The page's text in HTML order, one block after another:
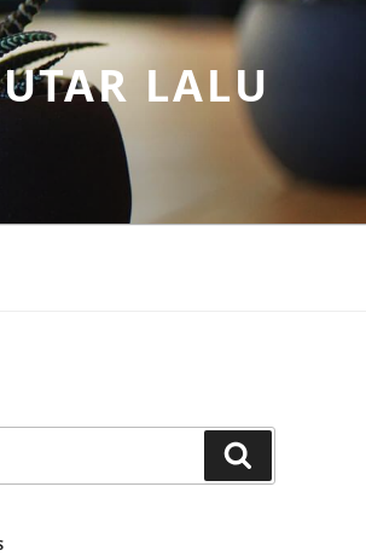
LALU